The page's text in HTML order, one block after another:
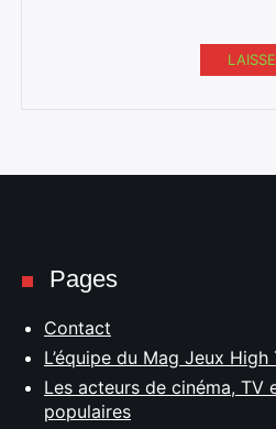
Pages
Contact
L’équipe du Mag Jeux High
Les acteurs de cinéma, TV
populaires